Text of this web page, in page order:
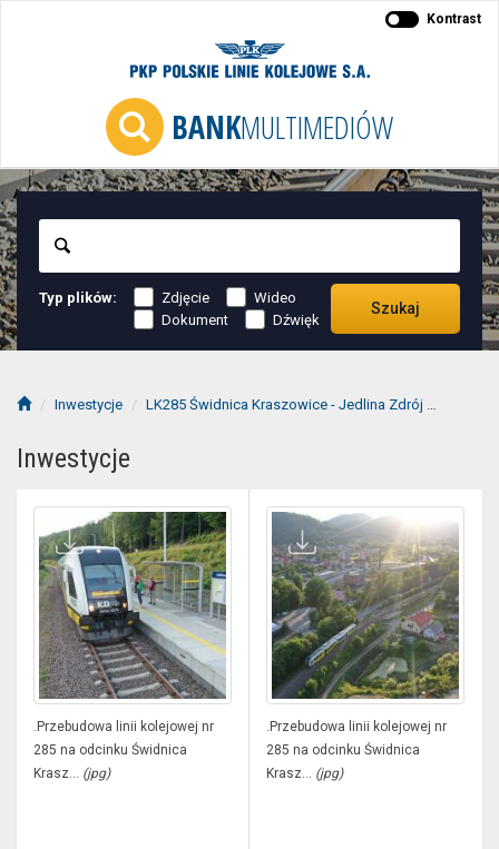
BANKMULTIMEDIÓW
Kontrast
Typ plików: Zdjęcie
Wideo
Dokument
Dźwięk
Szukaj
Inwestycje LK285 Świdnica Kraszowice - Jedlina Zdrój
Inwestycje
.Przebudowa linii kolejowej nr
285 na odcinku Świdnica
Krasz... (jpg)
.Przebudowa linii kolejowej nr
285 na odcinku Świdnica
Krasz... (jpg)